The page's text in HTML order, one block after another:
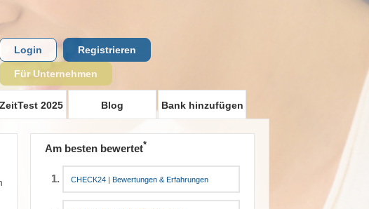
2025 Blog Bank hinzufügen
Login Registrieren
Für Unternehmen
Am besten bewertet*
CHECK24 | Bewertungen & Erfahrungen